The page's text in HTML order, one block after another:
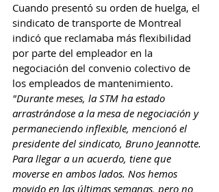
Cuando presentó su orden de huelga, el
sindicato de transporte de Montreal
indicó que reclamaba más flexibilidad
por parte del empleador en la
negociación del convenio colectivo de
los empleados de mantenimiento.
"Durante meses, la STM ha estado
arrastrándose a la mesa de negociación y
permaneciendo inflexible, mencionó el
presidente del sindicato, Bruno Jeannotte.
Para llegar a un acuerdo, tiene que
moverse en ambos lados. Nos hemos
movido en las últimas semanas, pero no